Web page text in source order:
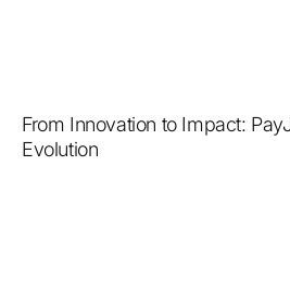
From Innovation to Impact:
Evolution